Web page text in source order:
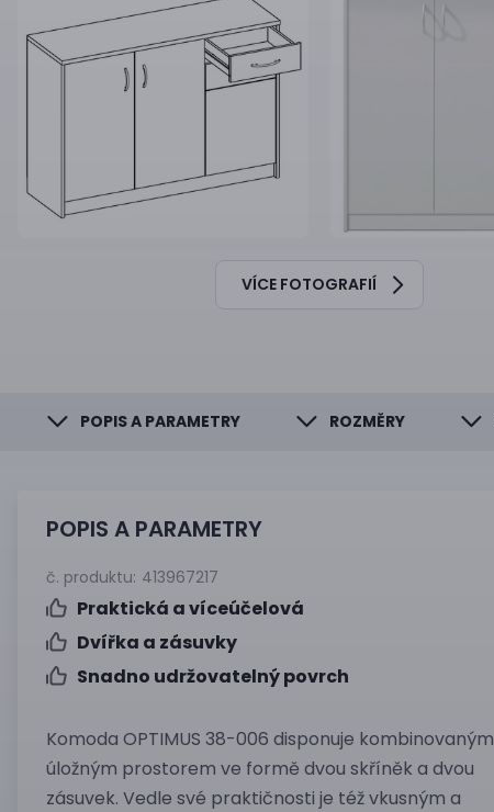
VÍCE FOTOGRAFIÍ
POPIS A PARAMETRY ROZMĚRY
POPIS A PARAMETRY
č. produktu: 413967217
Praktická a víceúčelová
Dvířka a zásuvky
Snadno udržovatelný povrch
Komoda OPTIMUS 38-006 disponuje kombinovaným
úložným prostorem ve formě dvou skříněk a dvou
zásuvek. Vedle své praktičnosti je též vkusným a